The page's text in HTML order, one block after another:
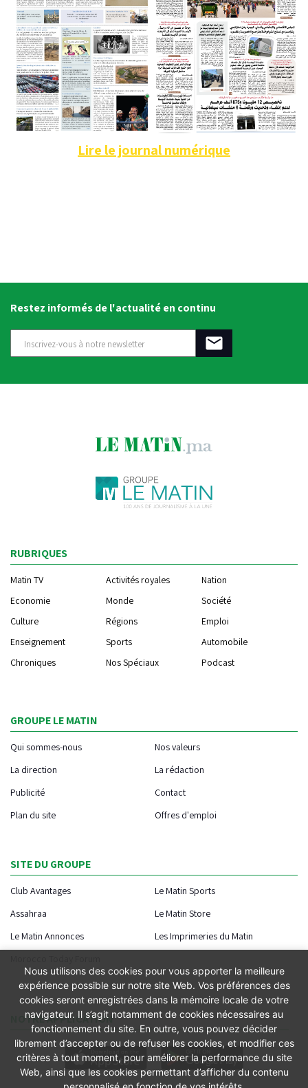
Lire le journal numérique
Restez informés de l'actualité en continu
RUBRIQUES
Matin TV Activités royales
Nation
Economie
Monde
Société
Culture
Régions
Emploi
Enseignement
Sports
Automobile
Chroniques
Nos Spéciaux Podcast
GROUPE LE MATIN
Qui sommes-nous
Nos valeurs
La direction
La rédaction
Publicité
Contact
Plan du site
Offres d'emploi
SITE DU GROUPE
Club Avantages
Le Matin Sports
Assahraa
Le Matin Store
Le Matin Annonces
Les Imprimeries du Matin
NOTRE APPLICATION
Nous utilisons des cookies pour vous apporter la meilleure
expérience possible sur notre site Web. Vos préférences des
cookies seront enregistrées dans la mémoire locale de votre
navigateur. Il s’agit notamment de cookies nécessaires au
fonctionnement du site. En outre, vous pouvez décider
librement d’accepter ou de refuser les cookies, et modifier ces
critères à tout moment, pour améliorer la performance du site
Web, ainsi que les cookies permettant d’afficher du contenu